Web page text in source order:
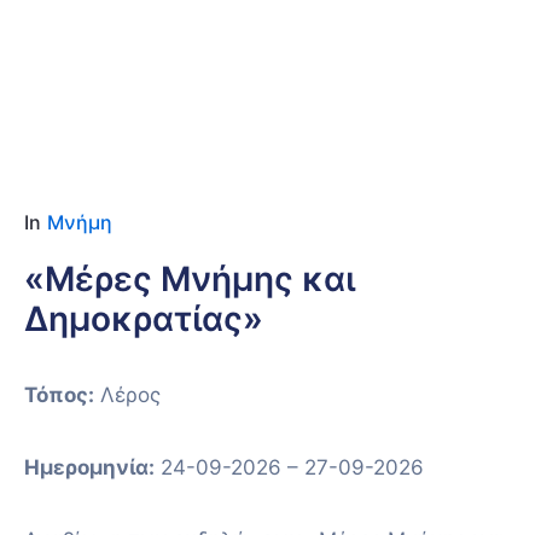
In Μνήμη
«Μέρες Μνήμης και
Δημοκρατίας»
Τόπος: Λέρος
Ημερομηνία: 24-09-2026 – 27-09-2026